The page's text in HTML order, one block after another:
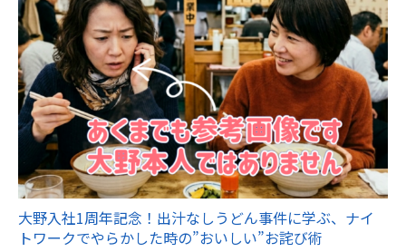
大野入社1周年記念！出汁なしうどん事件に学ぶ、ナイ
トワークでやらかした時の”おいしい”お詫び術